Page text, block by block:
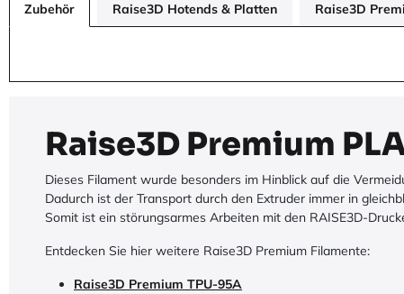
Zubehör Raise3D Hotends & Platten Raise3D
Raise3D Premium
Dieses Filament wurde besonders im Hinblick auf die
Dadurch ist der Transport durch den Extruder immer in
Somit ist ein störungsarmes Arbeiten mit den RAISE3D-
Entdecken Sie hier weitere Raise3D Premium Filamente:
Raise3D Premium TPU-95A